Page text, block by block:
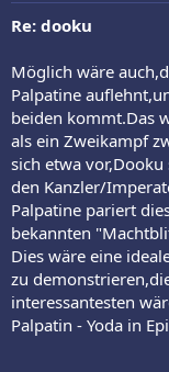
Re: dooku
Möglich wäre
Palpatine
beiden kommt.Das
als ein Zweikampf
sich etwa
den Kanzler/
Palpatine pariert
bekannten
Dies wäre eine
zu
interessantesten
Palpatin - Yoda in